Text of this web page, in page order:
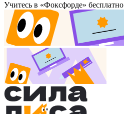
Учитесь в «Фоксфорде» бесплатно